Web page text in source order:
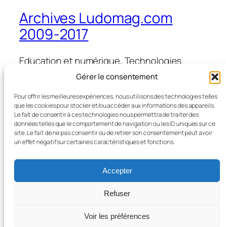
Gérer le consentement
Pour offrir les meilleures expériences, nous utilisons des technologies telles
que les cookies pour stocker et/ou accéder aux informations des appareils.
Le fait de consentir à ces technologies nous permettra de traiter des
données telles que le comportement de navigation ou les ID uniques sur ce
site. Le fait de ne pas consentir ou de retirer son consentement peut avoir
un effet négatif sur certaines caractéristiques et fonctions.
Accepter
Refuser
Voir les préférences
Archives Ludomag.com
2009-2017
Education et numérique, Technologies
d'Apprentissage, e-learning, serious games,
et formation
Blog
À propos
FAQ
Évènements
Boutique
Compositions
Thèmes
Conçu avec